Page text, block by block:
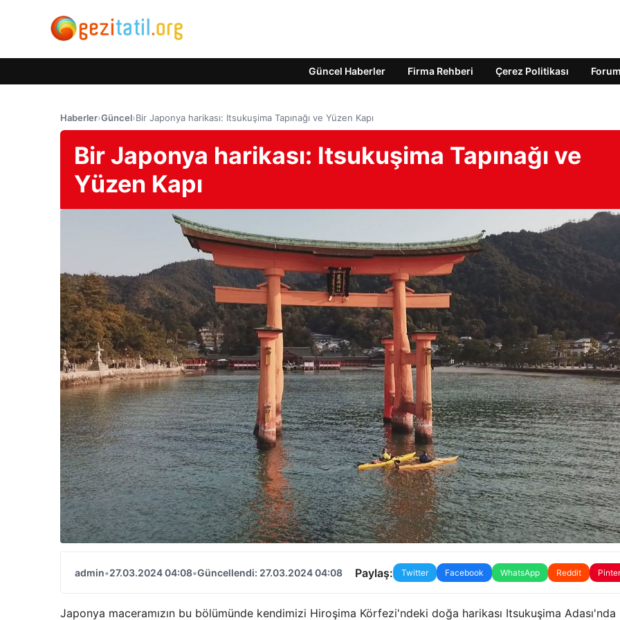
Güncel Haberler Firma Rehberi Çerez Politikası Forum
Haberler›Güncel›Bir Japonya harikası: Itsukuşima Tapınağı ve Yüzen Kapı
Bir Japonya harikası: Itsukuşima Tapınağı ve
Yüzen Kapı
admin•27.03.2024 04:08•Güncellendi: 27.03.2024 04:08 Paylaş: Twitter Facebook WhatsApp Reddit
Japonya maceramızın bu bölümünde kendimizi Hiroşima Körfezi'ndeki doğa harikası Itsukuşima Adası'nda